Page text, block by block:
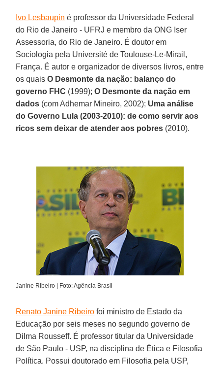
Ivo Lesbaupin é professor da Universidade Federal
do Rio de Janeiro - UFRJ e membro da ONG Iser
Assessoria, do Rio de Janeiro. É doutor em
Sociologia pela Université de Toulouse-Le-Mirail,
França. É autor e organizador de diversos livros, entre
os quaisO Desmonte da nação: balanço do
governo FHC (1999);O Desmonte da nação em
dados (com Adhemar Mineiro, 2002); Uma análise
do Governo Lula (2003-2010): de como servir aos
ricos sem deixar de atender aos pobres (2010).
Janine Ribeiro | Foto: Agência Brasil
Renato Janine Ribeiro foi ministro de Estado da
Educação por seis meses no segundo governo de
Dilma Rousseff. É professor titular da Universidade
de São Paulo - USP, na disciplina de Ética e Filosofia
Política. Possui doutorado em Filosofia pela USP,